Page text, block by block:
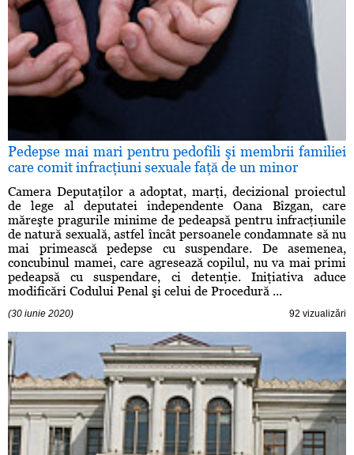
Pedepse mai mari pentru pedofili şi membrii familiei
care comit infracţiuni sexuale faţă de un minor
Camera Deputaţilor a adoptat, marţi, decizional proiectul
de lege al deputatei independente Oana Bîzgan, care
măreşte pragurile minime de pedeapsă pentru infracţiunile
de natură sexuală, astfel încât persoanele condamnate să nu
mai primească pedepse cu suspendare. De asemenea,
concubinul mamei, care agresează copilul, nu va mai primi
pedeapsă cu suspendare, ci detenţie. Iniţiativa aduce
modificări Codului Penal şi celui de Procedură ...
(30 iunie 2020) 92 vizualizări